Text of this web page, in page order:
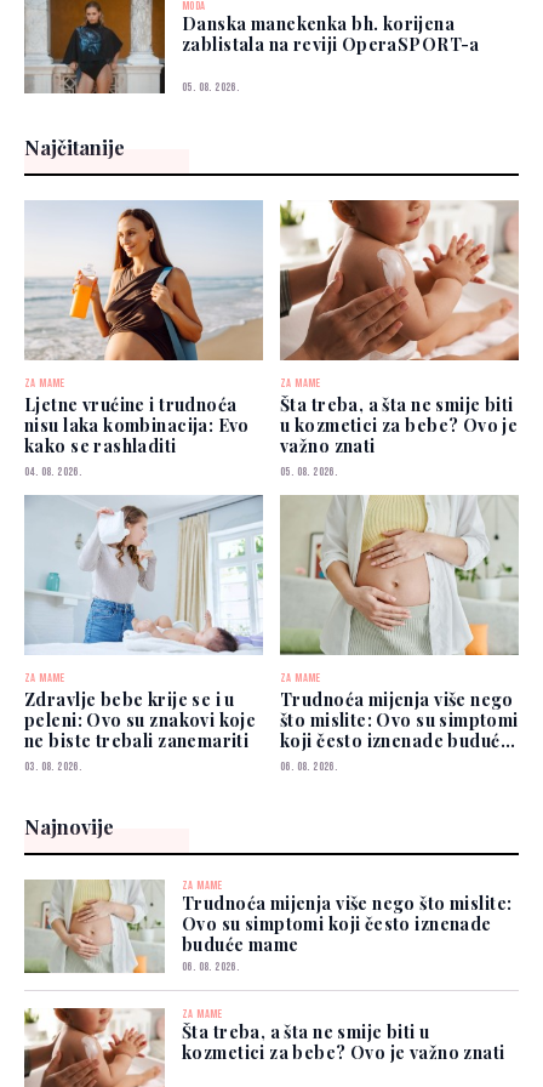
MODA
Danska manekenka bh. korijena
zablistala na reviji OperaSPORT-a
05. 08. 2026.
Najčitanije
ZA MAME
Ljetne vrućine i trudnoća
nisu laka kombinacija: Evo
kako se rashladiti
04. 08. 2026.
ZA MAME
Šta treba, a šta ne smije biti
u kozmetici za bebe? Ovo je
važno znati
05. 08. 2026.
ZA MAME
Zdravlje bebe krije se i u
peleni: Ovo su znakovi koje
ne biste trebali zanemariti
03. 08. 2026.
ZA MAME
Trudnoća mijenja više nego
što mislite: Ovo su simptomi
koji često iznenade buduće
mame
06. 08. 2026.
Najnovije
ZA MAME
Trudnoća mijenja više nego što mislite:
Ovo su simptomi koji često iznenade
buduće mame
06. 08. 2026.
ZA MAME
Šta treba, a šta ne smije biti u
kozmetici za bebe? Ovo je važno znati